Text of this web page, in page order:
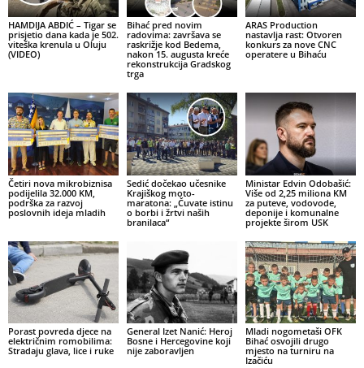
HAMDIJA ABDIĆ – Tigar se
prisjetio dana kada je 502.
viteška krenula u Oluju
(VIDEO)
Bihać pred novim
radovima: završava se
raskrižje kod Bedema,
nakon 15. augusta kreće
rekonstrukcija Gradskog
trga
ARAS Production
nastavlja rast: Otvoren
konkurs za nove CNC
operatere u Bihaću
Četiri nova mikrobiznisa
podijelila 32.000 KM,
podrška za razvoj
poslovnih ideja mladih
Sedić dočekao učesnike
Krajiškog moto-
maratona: „Čuvate istinu
o borbi i žrtvi naših
branilaca“
Ministar Edvin Odobašić:
Više od 2,25 miliona KM
za puteve, vodovode,
deponije i komunalne
projekte širom USK
Porast povreda djece na
električnim romobilima:
Stradaju glava, lice i ruke
General Izet Nanić: Heroj
Bosne i Hercegovine koji
nije zaboravljen
Mladi nogometaši OFK
Bihać osvojili drugo
mjesto na turniru na
Izačiću